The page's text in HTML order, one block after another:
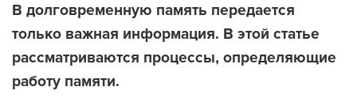
В долговременную память передается
только важная информация. В этой статье
рассматриваются процессы, определяющие
работу памяти.